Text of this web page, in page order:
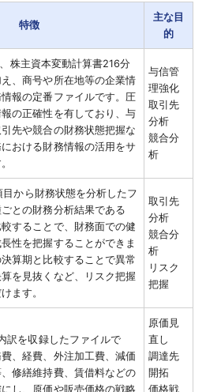
特徴
主な目
的
株主資本変動計算書216分
、商号や所在地等の企業情
報の定番ファイルです。圧
の正確性を有しており、与
先や競合の財務状態把握な
おける財務情報の活用をサ
与信管
理強化
取引先
分析
競合分
析
から財務状態を分析したフ
との財務分析結果である
較することで、財務面での健
性を把握することができま
算期と比較することで異常
を見抜くなど、リスク把握
ます。
取引先
分析
競合分
析
リスク
把握
訳を収録したファイルで
、経費、外注加工費、減価
修繕維持費、賃借料などの
し、原価や販売価格の戦略
原価見
直し
調達先
開拓
価格戦